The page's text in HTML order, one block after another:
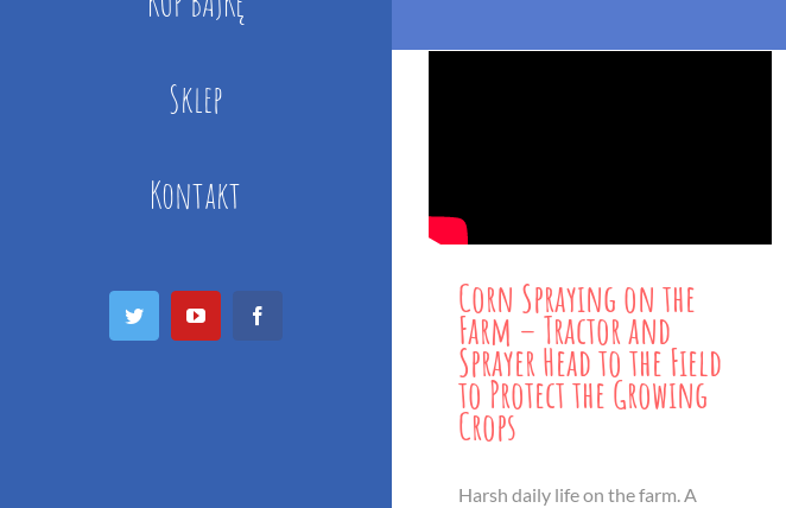
Sklep
Kontakt
Twitter YouTube Corn Spraying on the
Farm – Tractor and
Sprayer Head to the Field
to Protect the Growing
Crops
Harsh daily life on the farm. A